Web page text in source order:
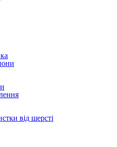
від шерсті